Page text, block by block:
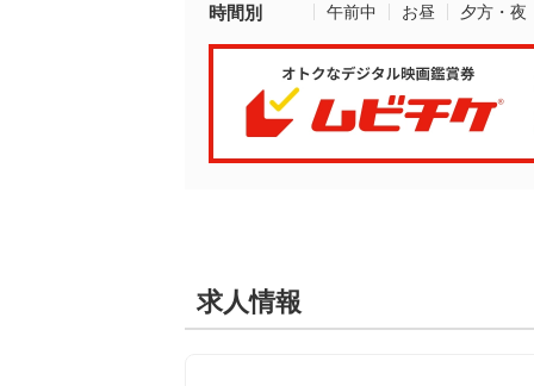
時間別 午前中 お昼 夕方・夜
求人情報